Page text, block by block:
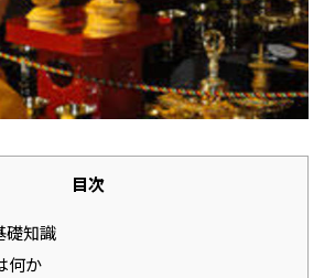
目次
礎知識
何か